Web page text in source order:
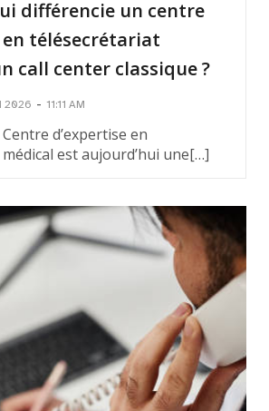
différencie un centre
en télésecrétariat
call center classique ?
2026 - 11:11 AM
d’expertise en
est aujourd’hui une[…]